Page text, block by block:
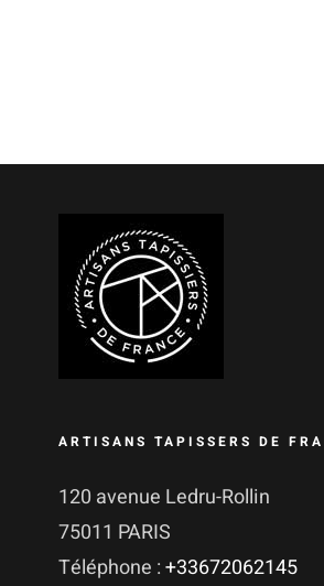
ARTISANS TAPISSERS DE
120 avenue Ledru-Rollin
75011 PARIS
Téléphone :+33672062145